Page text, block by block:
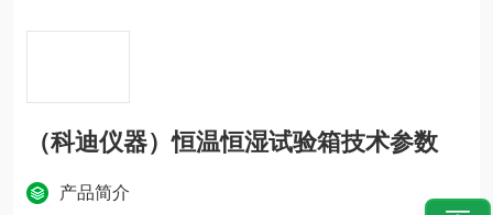
（科迪仪器）恒温恒湿试验箱技术参数
产品简介